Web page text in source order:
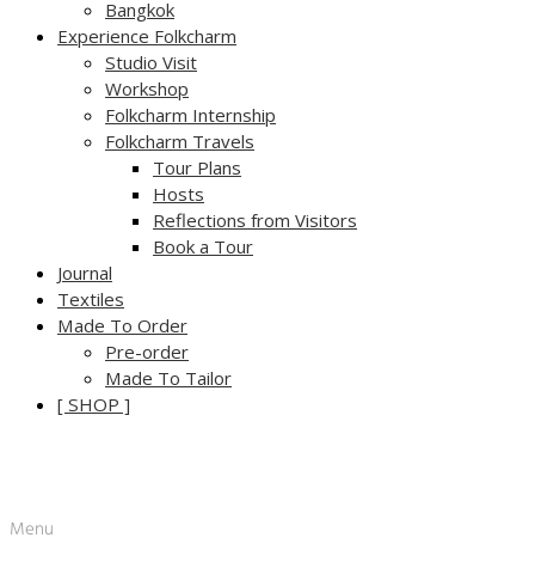
Bangkok
Experience Folkcharm
Studio Visit
Workshop
Folkcharm Internship
Folkcharm Travels
Tour Plans
Hosts
Reflections from Visitors
Book a Tour
Journal
Textiles
Made To Order
Pre-order
Made To Tailor
[ SHOP ]
Menu